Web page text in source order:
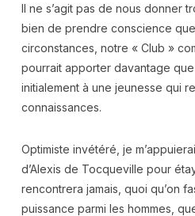
Il ne s’agit pas de nous donner
bien de prendre conscience
circonstances, notre « Club »
pourrait apporter davantage
initialement à une jeunesse qui
connaissances.
Optimiste invétéré, je
d’Alexis de Tocqueville pour
rencontrera jamais, quoi qu’on
puissance parmi les hommes,